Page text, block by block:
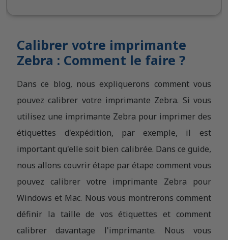
Calibrer votre imprimante
Zebra : Comment le faire ?
Dans ce blog, nous expliquerons comment vous
pouvez calibrer votre imprimante Zebra. Si vous
utilisez une imprimante Zebra pour imprimer des
étiquettes d'expédition, par exemple, il est
important qu'elle soit bien calibrée. Dans ce guide,
nous allons couvrir étape par étape comment vous
pouvez calibrer votre imprimante Zebra pour
Windows et Mac. Nous vous montrerons comment
définir la taille de vos étiquettes et comment
calibrer davantage l'imprimante. Nous vous